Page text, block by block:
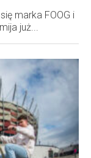
marka FOOG i
już...